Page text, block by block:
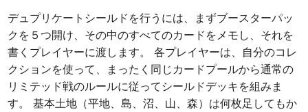
デュプリケートシールドを行うには、まずブースターパッ
クを５つ開け、その中のすべてのカードをメモし、それを
書くプレイヤーに渡します。 各プレイヤーは、自分のコレ
クションを使って、まったく同じカードプールから通常の
リミテッド戦のルールに従ってシールドデッキを組みま
す。 基本土地（平地、島、沼、山、森）は何枚足してもか